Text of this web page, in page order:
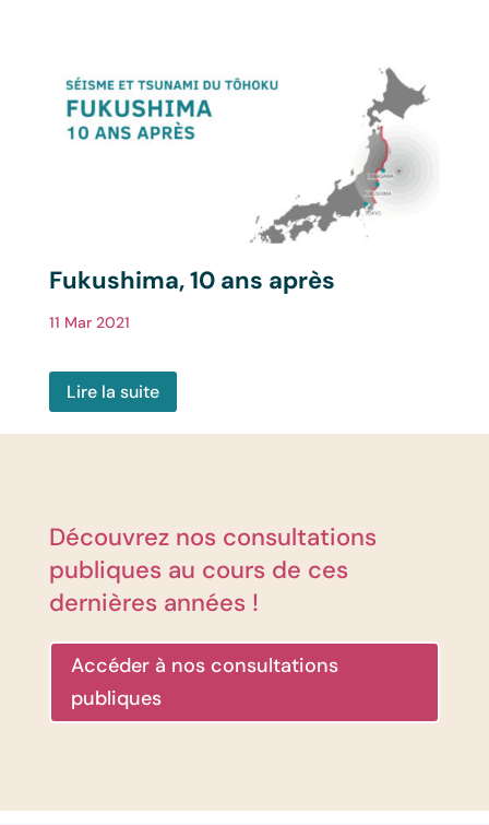
Fukushima, 10 ans après
11 Mar 2021
Lire la suite
Découvrez nos consultations
publiques au cours de ces
dernières années !
Accéder à nos consultations
publiques